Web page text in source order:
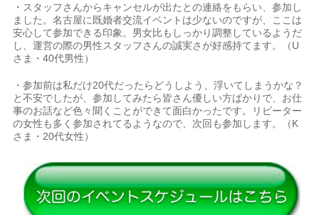
・スタッフさんからキャンセルが出たとの連絡をもらい、参加し
ました。名古屋に既婚者交流イベントは少ないのですが、ここは
安心して参加できる印象。男女比もしっかり調整しているようだ
し、運営の際の男性スタッフさんの誠実さが好感持てます。（U
さま・40代男性）
・参加前は私だけ20代だったらどうしよう、浮いてしまうかな？
と不安でしたが、参加してみたら皆さん優しい方ばかりで、お仕
事のお話など色々聞くことができて面白かったです。リピーター
の女性も多く参加されてるようなので、次回も参加します。（K
さま・20代女性）